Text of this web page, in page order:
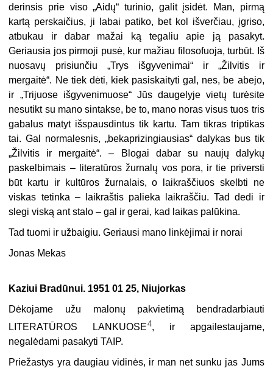
derinsis prie viso „Aidų“ turinio, galit įsidėt. Man, pirmą
kartą perskaičius, ji labai patiko, bet kol išverčiau, įgriso,
atbukau ir dabar mažai ką tegaliu apie ją pasakyt.
Geriausia jos pirmoji pusė, kur mažiau filosofuoja, turbūt. Iš
nuosavų prisiunčiu „Trys išgyvenimai“ ir „Žilvitis ir
mergaitė“. Ne tiek dėti, kiek pasiskaityti gal, nes, be abejo,
ir „Trijuose išgyvenimuose“ Jūs daugelyje vietų turėsite
nesutikt su mano sintakse, be to, mano noras visus tuos tris
gabalus matyt išspausdintus tik kartu. Tam tikras triptikas
tai. Gal normalesnis, „bekaprizingiausias“ dalykas bus tik
„Žilvitis ir mergaitė“. – Blogai dabar su naujų dalykų
paskelbimais – literatūros žurnalų vos pora, ir tie priversti
būt kartu ir kultūros žurnalais, o laikraščiuos skelbti ne
viskas tetinka – laikraštis palieka laikraščiu. Tad dedi ir
slegi viską ant stalo – gal ir gerai, kad laikas palūkina.
Tad tuomi ir užbaigiu. Geriausi mano linkėjimai ir norai
Jonas Mekas
Kaziui Bradūnui. 1951 01 25, Niujorkas
Dėkojame užu malonų pakvietimą bendradarbiauti
LITERATŪROS LANKUOSE4, ir apgailestaujame,
negalėdami pasakyti TAIP.
Priežastys yra daugiau vidinės, ir man net sunku jas Jums